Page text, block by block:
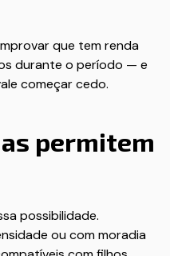
que tem renda
durante o período — e
começar cedo.
permitem
possibilidade.
ou com moradia